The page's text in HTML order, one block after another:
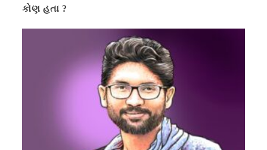
કોણ હતા ?